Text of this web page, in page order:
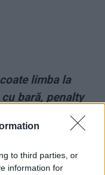
to third parties, or
information for
limba la
bară, penalty
de mult. Per